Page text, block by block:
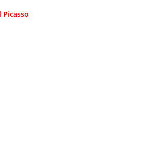
Picasso